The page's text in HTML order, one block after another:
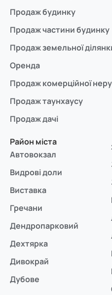
Продаж будинку
Продаж частини будинку
Продаж земельної
Оренда
Продаж комерційної
Продаж таунхаусу
Продаж дачі
Район міста
Автовокзал
Видрові доли
Виставка
Гречани
Дендропарковий
Дехтярка
Дивокрай
Дубове